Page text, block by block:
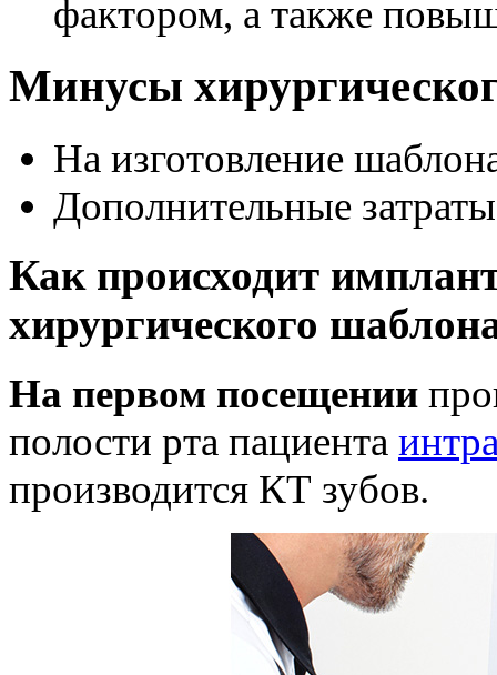
фактором, а также
Минусы
На изготовление
Дополнительные
Как происходит
хирургического
На первом посещении
полости рта пациента
производится КТ зубов.